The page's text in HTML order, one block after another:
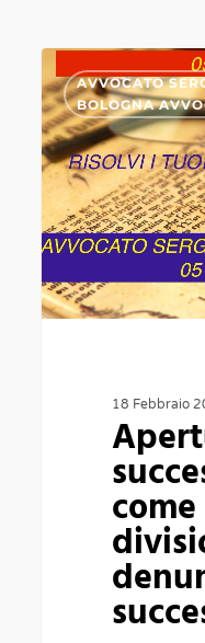
successioni
,
come
la
denuncia
AVVOCATO
BOLOGNA
18 Febbraio